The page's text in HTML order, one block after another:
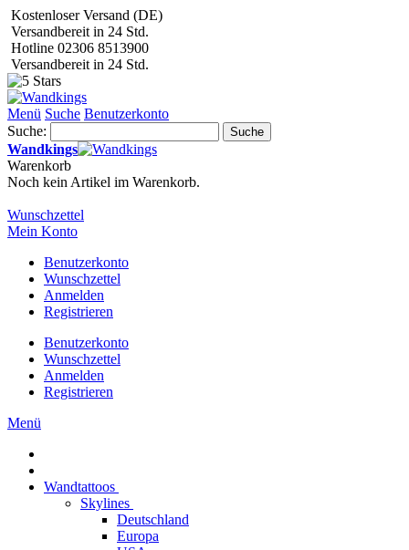
Kostenloser Versand (DE)
Versandbereit in 24 Std.
Hotline 02306 8513900
Versandbereit in 24 Std.
Menü Suche Benutzerkonto
Suche:
Suche
Wandkings
Warenkorb
Noch kein Artikel im Warenkorb.
Wunschzettel
Mein Konto
Benutzerkonto
Wunschzettel
Anmelden
Registrieren
Benutzerkonto
Wunschzettel
Anmelden
Registrieren
Menü
Wandtattoos
Skylines
Deutschland
Europa